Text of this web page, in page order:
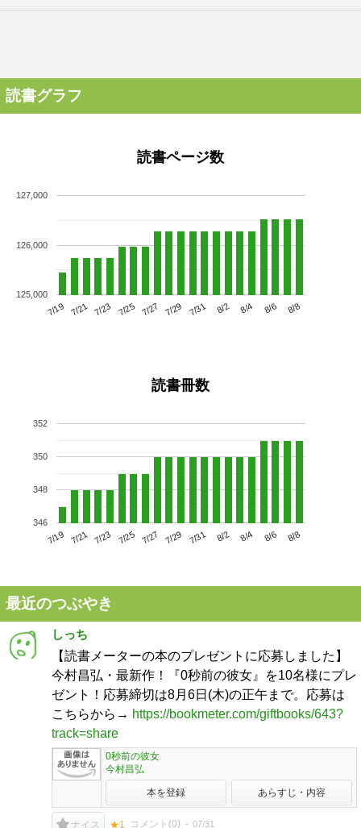
読書グラフ
読書ページ数
7/19 7/21 7/23 7/25 7/27 7/29 7/31 8/2 8/4 8/6 8/8
125,000
126,000
127,000
読書冊数
7/19 7/21 7/23 7/25 7/27 7/29 7/31 8/2 8/4 8/6 8/8
346
348
350
352
最近のつぶやき
しっち
【読書メーターの本のプレゼントに応募しました】
今村昌弘・最新作！『0秒前の彼女』を10名様にプレ
ゼント！応募締切は8月6日(木)の正午まで。応募は
こちらから→ https://bookmeter.com/giftbooks/643?
track=share
0秒前の彼女
今村昌弘
本を登録 あらすじ・内容
ナイス ★1 コメント(0) 07/31